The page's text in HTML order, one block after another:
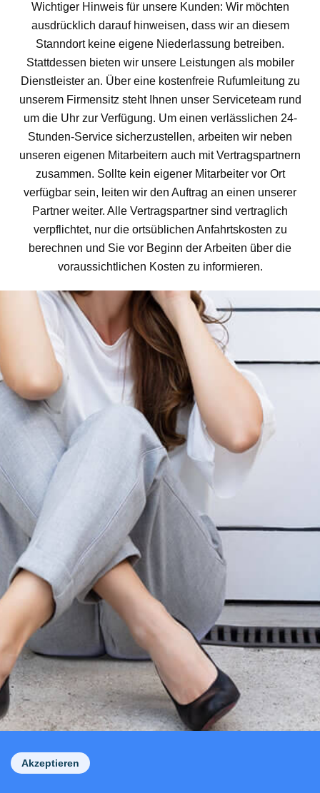
Wichtiger Hinweis für unsere Kunden: Wir möchten
ausdrücklich darauf hinweisen, dass wir an diesem
Stanndort keine eigene Niederlassung betreiben.
Stattdessen bieten wir unsere Leistungen als mobiler
Dienstleister an. Über eine kostenfreie Rufumleitung zu
unserem Firmensitz steht Ihnen unser Serviceteam rund
um die Uhr zur Verfügung. Um einen verlässlichen 24-
Stunden-Service sicherzustellen, arbeiten wir neben
unseren eigenen Mitarbeitern auch mit Vertragspartnern
zusammen. Sollte kein eigener Mitarbeiter vor Ort
verfügbar sein, leiten wir den Auftrag an einen unserer
Partner weiter. Alle Vertragspartner sind vertraglich
verpflichtet, nur die ortsüblichen Anfahrtskosten zu
berechnen und Sie vor Beginn der Arbeiten über die
voraussichtlichen Kosten zu informieren.
Akzeptieren